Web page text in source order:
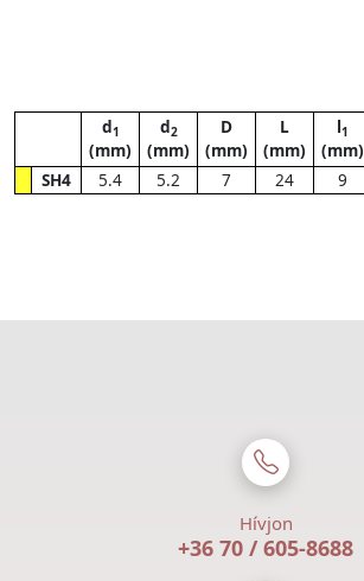
d1
(mm)
d2
(mm)
D
(mm)
L
(mm)
l1
(mm)
SH4
5.4 5.2 7 24 9
Hívjon
+36 70 / 605-8688